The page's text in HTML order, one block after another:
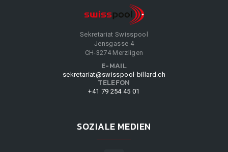
Sekretariat Swisspool
Jensgasse 4
CH-3274 Merzligen
E-MAIL
sekretariat@swisspool-billard.ch
TELEFON
+41 79 254 45 01
SOZIALE MEDIEN